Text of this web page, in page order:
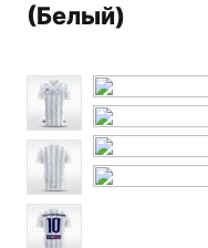
(Белый)